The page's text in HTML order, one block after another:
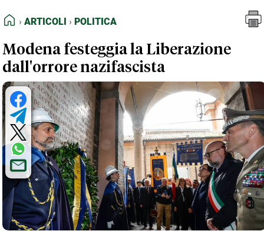
FEED RSS
NORMATIVE DEONTOLOGICHE
TERMINI e CONDIZIONI
HOME
ARTICOLI POLITICA
Modena festeggia la Liberazione
dall'orrore nazifascista